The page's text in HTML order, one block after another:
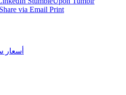
Share via Email Print
أسعار